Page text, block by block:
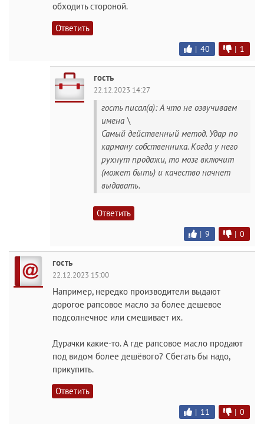
обходить стороной.
Ответить
| 40 | 1
гость
22.12.2023 14:27
гость писал(а): А что не озвучиваем
имена \
Самый действенный метод. Удар по
карману собственника. Когда у него
рухнут продажи, то мозг включит
(может быть) и качество начнет
выдавать.
Ответить
| 9 | 0
гость
22.12.2023 15:00
Например, нередко производители выдают
дорогое рапсовое масло за более дешевое
подсолнечное или смешивает их.
Дурачки какие-то. А где рапсовое масло продают
под видом более дешёвого? Сбегать бы надо,
прикупить.
Ответить
| 11 | 0